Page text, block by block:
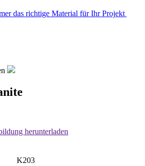
das richtige Material für Ihr Projekt
herunterladen
K203